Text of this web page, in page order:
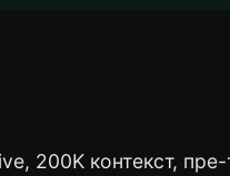
200K контекст,